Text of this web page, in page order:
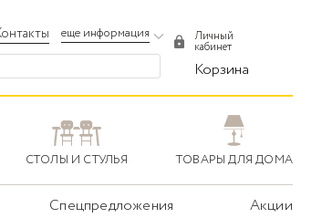
еще информация Личный
кабинет
Корзина
СТОЛЫ И СТУЛЬЯ ТОВАРЫ ДЛЯ ДОМА
Спецпредложения Акции